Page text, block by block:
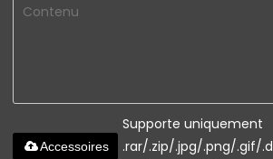
Supporte uniquement
.rar/.zip/.jpg/.png/.gif/
Accessoires